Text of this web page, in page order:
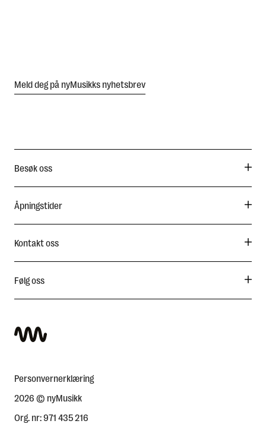
Meld deg på nyMusikks nyhetsbrev
Besøk oss
Åpningstider
Kontakt oss
Følg oss
Personvernerklæring
2026 © nyMusikk
Org. nr: 971 435 216